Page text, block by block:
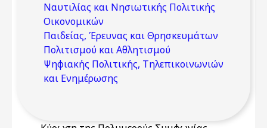
Ναυτιλίας και Νησιωτικής Πολιτικής
Οικονομικών
Παιδείας, Έρευνας και Θρησκευμάτων
Πολιτισμού και Αθλητισμού
Ψηφιακής Πολιτικής, Τηλεπικοινωνιών
και Ενημέρωσης